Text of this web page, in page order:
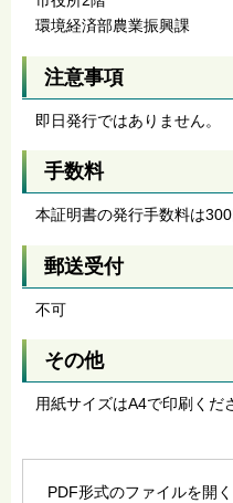
環境経済部農業振興課
注意事項
即日発行ではありません。
手数料
本証明書の発行手数料は300
郵送受付
不可
その他
用紙サイズはA4で印刷くだ
PDF形式のファイルを開